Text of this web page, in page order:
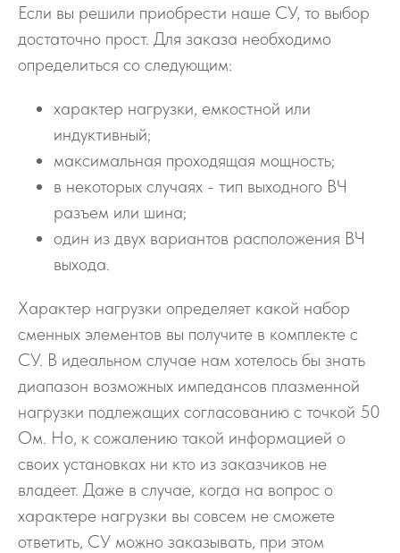
Если вы решили приобрести наше СУ, то выбор
достаточно прост. Для заказа необходимо
определиться со следующим:
характер нагрузки, емкостной или
индуктивный;
максимальная проходящая мощность;
в некоторых случаях - тип выходного ВЧ
разъем или шина;
один из двух вариантов расположения ВЧ
выхода.
Характер нагрузки определяет какой набор
сменных элементов вы получите в комплекте с
СУ. В идеальном случае нам хотелось бы знать
диапазон возможных импедансов плазменной
нагрузки подлежащих согласованию с точкой 50
Ом. Но, к сожалению такой информацией о
своих установках ни кто из заказчиков не
владеет. Даже в случае, когда на вопрос о
характере нагрузки вы совсем не сможете
ответить, СУ можно заказывать, при этом